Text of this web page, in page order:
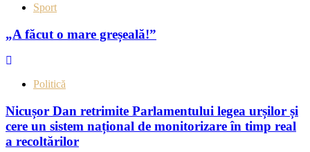
Sport
„A făcut o mare greșeală!”
Politică
Nicușor Dan retrimite Parlamentului legea urșilor și
cere un sistem național de monitorizare în timp real
a recoltărilor